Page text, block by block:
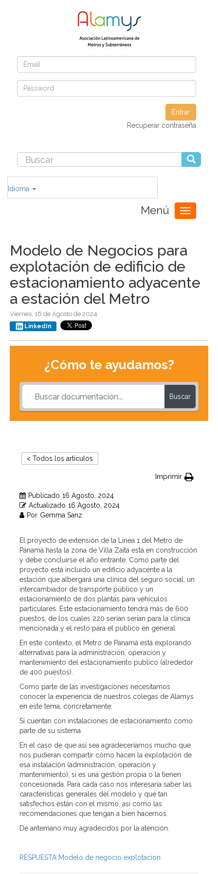
Entrar
Recuperar contraseña
Idioma
Menú
Toggle
navigation
Modelo de Negocios para
explotación de edificio de
estacionamiento adyacente
a estación del Metro
Viernes, 16 de Agosto de 2024
LinkedIn
¿Cómo te ayudamos?
Buscar
< Todos los artículos
Imprimir
Publicado 16 Agosto, 2024
Actualizado 16 Agosto, 2024
Por Gemma Sanz
El proyecto de extensión de la Línea 1 del Metro de
Panamá hasta la zona de Villa Zaita está en construcción
y debe concluirse el año entrante. Como parte del
proyecto está incluido un edificio adyacente a la
estación que albergará una clínica del seguro social, un
intercambiador de transporte público y un
estacionamiento de dos plantas para vehículos
particulares. Este estacionamiento tendrá más de 600
puestos, de los cuales 220 serían serían para la clínica
mencionada y el resto para el publico en general.
En este contexto, el Metro de Panamá está explorando
alternativas para la administración, operación y
mantenimiento del estacionamiento publico (alrededor
de 400 puestos).
Como parte de las investigaciones necesitamos
conocer la experiencia de nuestros colegas de Alamys
en este tema, concretamente:
Si cuentan con instalaciones de estacionamiento como
parte de su sistema
En el caso de que así sea agradeceríamos mucho que
nos pudieran compartir cómo hacen la explotación de
esa instalación (administración, operación y
mantenimiento), si es una gestión propia o la tienen
concesionada. Para cada caso nos interesaría saber las
características generales del modelo y qué tan
satisfechos están con el mismo, así como las
recomendaciones que tengan a bien hacernos.
De antemano muy agradecidos por la atención.
RESPUESTA Modelo de negocio explotacion